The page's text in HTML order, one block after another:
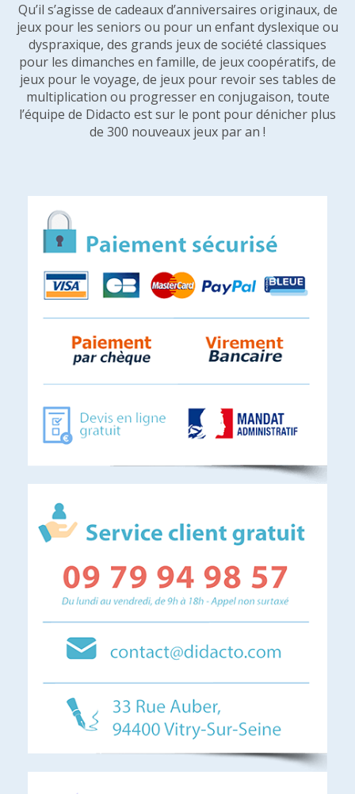
Qu’il s’agisse de cadeaux d’anniversaires originaux, de
jeux pour les seniors ou pour un enfant dyslexique ou
dyspraxique, des grands jeux de société classiques
pour les dimanches en famille, de jeux coopératifs, de
jeux pour le voyage, de jeux pour revoir ses tables de
multiplication ou progresser en conjugaison, toute
l’équipe de Didacto est sur le pont pour dénicher plus
de 300 nouveaux jeux par an !